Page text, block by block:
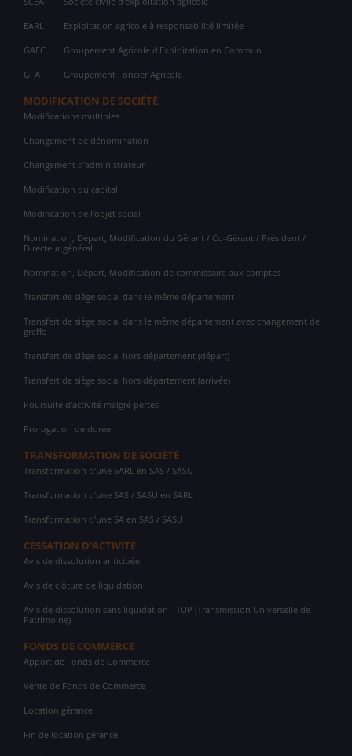
EARL Exploitation agricole à responsabilité limitée
GAEC Groupement Agricole d'Exploitation en Commun
GFA Groupement Foncier Agricole
MODIFICATION DE SOCIÉTÉ
Modifications multiples
Changement de dénomination
Changement d'administrateur
Modification du capital
Modification de l'objet social
Nomination, Départ, Modification du Gérant / Co-Gérant / Président /
Directeur général
Nomination, Départ, Modification de commissaire aux comptes
Transfert de siège social dans le même département
Transfert de siège social dans le même département avec changement de
greffe
Transfert de siège social hors département (départ)
Transfert de siège social hors département (arrivée)
Poursuite d'activité malgré pertes
Prorogation de durée
TRANSFORMATION DE SOCIÉTÉ
Transformation d'une SARL en SAS / SASU
Transformation d'une SAS / SASU en SARL
Transformation d'une SA en SAS / SASU
CESSATION D'ACTIVITÉ
Avis de dissolution anticipée
Avis de clôture de liquidation
Avis de dissolution sans liquidation - TUP (Transmission Universelle de
Patrimoine)
FONDS DE COMMERCE
Apport de Fonds de Commerce
Vente de Fonds de Commerce
Location gérance
Fin de location gérance